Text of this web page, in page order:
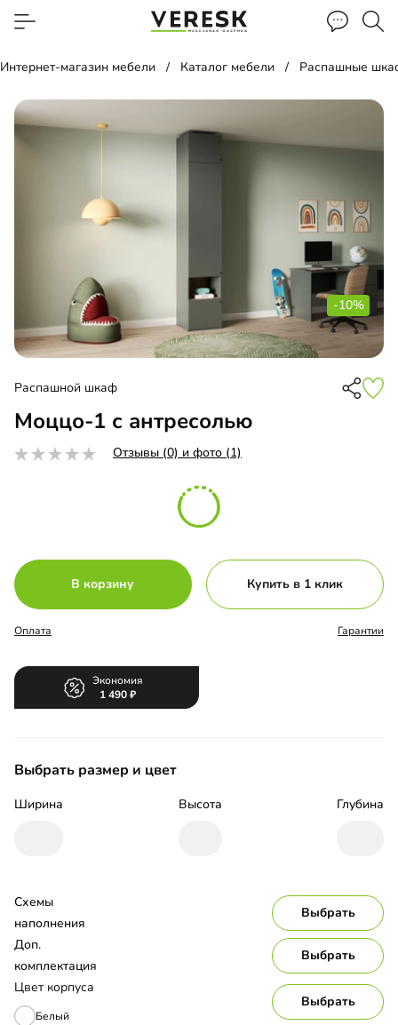
Интернет-магазин мебели Каталог мебели Распашные
-10%
Распашной шкаф
Моццо-1 с антресолью
Отзывы (0) и фото (1)
В корзину Купить в 1 клик
Оплата Гарантии
Экономия
1 490
Выбрать размер и цвет
Ширина Высота Глубина
Цвет корпуса
Белый
Выбрать
Схемы
наполнения
Выбрать
Доп.
комплектация
Выбрать